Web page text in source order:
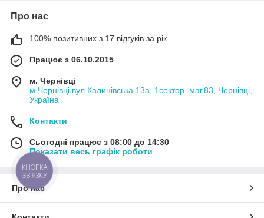
Про нас
100% позитивних з 17 відгуків за рік
Працює з 06.10.2015
м. Чернівці
м.Чернівці,вул.Калинівська 13а, 1сектор, маг.83, Чернівці,
Україна
Контакти
Сьогодні працює з 08:00 до 14:30
Показати весь графік роботи
Про нас
КНОПКА
ЗВ'ЯЗКУ